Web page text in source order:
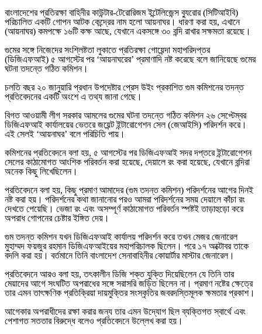
বাংলাদেশের প্রতিরক্ষা বাহিনীর কাউন্টার-টেরোরিজম ইন্টেলিজেন্স ব্যুরোর (সিটিআইবি)
পরিচালিত একটি গোপন আটক কেন্দ্রের নাম হলো আয়নাঘর। ধারণা করা হয়, এখানে
(আয়নাঘর) কমপক্ষে ১৬টি কক্ষ আছে, যেখানে একসঙ্গে ৩০ বন্দি রাখার সক্ষমতা রয়েছে।
গুমের সঙ্গে নিজেদের সংশ্লিষ্টতা লুকাতে প্রতিরক্ষা গোয়েন্দা মহাপরিদপ্তর
(ডিজিএফআই) ৫ আগস্টের পর ‘আয়নাঘরের’ প্রমাণাদি নষ্ট করেছে বলে জানিয়েছে গুমের
ঘটনা তদন্তে গঠিত কমিশন।
চলতি বছর ২০ জানুয়ারি প্রধান উপদেষ্টার প্রেস উইং প্রকাশিত গুম কমিশনের তদন্ত
প্রতিবেদনের একটি অংশে এ তথ্য জানা গেছে।
বিগত আওয়ামী লীগ সরকার আমলের গুমের ঘটনা তদন্তে গঠিত কমিশন ২৬ সেপ্টেম্বর
ডিজিএফআই কার্যালয়ের ভেতরে জয়েন্ট ইন্টারোগেশন সেল (জেআইসি) পরিদর্শন করে।
এই সেলই ‘আয়নাঘর’ বলে পরিচিতি পায়।
কমিশনের প্রতিবেদনে বলা হয়, ৫ আগস্টের পর ডিজিএফআই সদর দপ্তরে ইন্টারোগেশন
সেলের কাঠামোগত আংশিক পরিবর্তন করা হয়েছে, দেয়ালে রং করা হয়েছে, যেখানে বন্দিরা
অনেক কিছু লিখেছিলেন।
প্রতিবেদনে বলা হয়, কিছু প্রমাণ আমাদের (গুম তদন্ত কমিশন) পরিদর্শনের আগের দিনই
নষ্ট করা হয়। পরিদর্শনের কথা জানানোর পরও আমরা পরিদর্শনের সময় দেয়ালে কাঁচা রং
দেখতে পেয়েছি। ভেজা রং এবং অসম্পূর্ণ কাঠামোগত পরিবর্তন স্পষ্টই তাড়াহুড়ো করে
অপরাধ গোপনের চেষ্টার ইঙ্গিত দেয়।
গুম তদন্ত কমিশন যখন ডিজিএফআই কার্যালয় পরিদর্শন করে তখন মেজর জেনারেল
মুহাম্মদ ফয়জুর রহমান ডিজিএফআইয়ের মহাপরিচালক ছিলেন। পরে ১৭ অক্টোবর তাকে
বদলি করা হয়। বর্তমানে তিনি বাংলাদেশ সেনাবাহিনীর কোয়ার্টার মাস্টার জেনারেল।
প্রতিবেদনে আরও বলা হয়, তৎকালীন ডিজি শক্ত যুক্তি দিয়েছিলেন যে তিনি তার
মেয়াদের আগে সংঘটিত অপরাধের সঙ্গে সরাসরি জড়িত ছিলেন না। প্রমাণ নষ্টের ক্ষেত্রে
তার এমন তাৎক্ষণিক প্রতিক্রিয়া দায়মুক্তির সংস্কৃতির জবরদস্তিমূলক ক্ষমতার প্রকাশ।
আগেকার অপরাধীদের রক্ষা করার জন্য তার এমন উদ্যোগ ছিল ব্যক্তিগত স্বার্থে এবং
পেশাগত সততার বিরুদ্ধে বলেও প্রতিবেদনে উল্লেখ করা হয়।